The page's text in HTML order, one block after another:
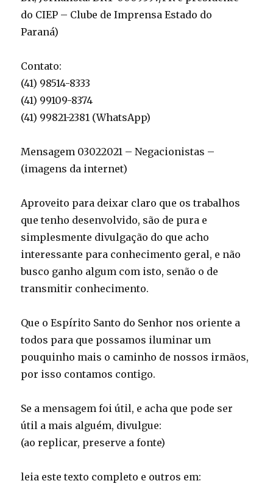
do CIEP – Clube de Imprensa Estado do
Paraná)
Contato:
(41) 98514-8333
(41) 99109-8374
(41) 99821-2381 (WhatsApp)
Mensagem 03022021 – Negacionistas –
(imagens da internet)
Aproveito para deixar claro que os trabalhos
que tenho desenvolvido, são de pura e
simplesmente divulgação do que acho
interessante para conhecimento geral, e não
busco ganho algum com isto, senão o de
transmitir conhecimento.
Que o Espírito Santo do Senhor nos oriente a
todos para que possamos iluminar um
pouquinho mais o caminho de nossos irmãos,
por isso contamos contigo.
Se a mensagem foi útil, e acha que pode ser
útil a mais alguém, divulgue:
(ao replicar, preserve a fonte)
leia este texto completo e outros em: